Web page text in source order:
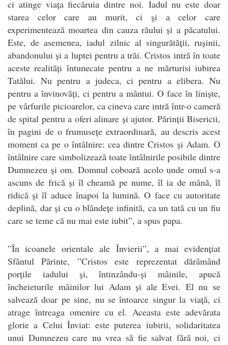
ci atinge viața fiecăruia dintre noi. Iadul nu este doar
starea celor care au murit, ci și a celor care
experimentează moartea din cauza răului și a păcatului.
Este, de asemenea, iadul zilnic al singurătății, rușinii,
abandonului și a luptei pentru a trăi. Cristos intră în toate
aceste realități întunecate pentru a ne mărturisi iubirea
Tatălui. Nu pentru a judeca, ci pentru a elibera. Nu
pentru a învinovăți, ci pentru a mântui. O face în liniște,
pe vârfurile picioarelor, ca cineva care intră într-o cameră
de spital pentru a oferi alinare și ajutor. Părinții Bisericii,
în pagini de o frumusețe extraordinară, au descris acest
moment ca pe o întâlnire: cea dintre Cristos și Adam. O
întâlnire care simbolizează toate întâlnirile posibile dintre
Dumnezeu și om. Domnul coboară acolo unde omul s-a
ascuns de frică și îl cheamă pe nume, îl ia de mână, îl
ridică și îl aduce înapoi la lumină. O face cu autoritate
deplină, dar și cu o blândețe infinită, ca un tată cu un fiu
care se teme că nu mai este iubit”, a spus papa.
”În icoanele orientale ale Învierii”, a mai evidențiat
Sfântul Părinte, ”Cristos este reprezentat dărâmând
porțile iadului și, întinzându-și mâinile, apucă
încheieturile mâinilor lui Adam și ale Evei. El nu se
salvează doar pe sine, nu se întoarce singur la viață, ci
atrage întreaga omenire cu el. Aceasta este adevărata
glorie a Celui Înviat: este puterea iubirii, solidaritatea
unui Dumnezeu care nu vrea să fie salvat fără noi, ci